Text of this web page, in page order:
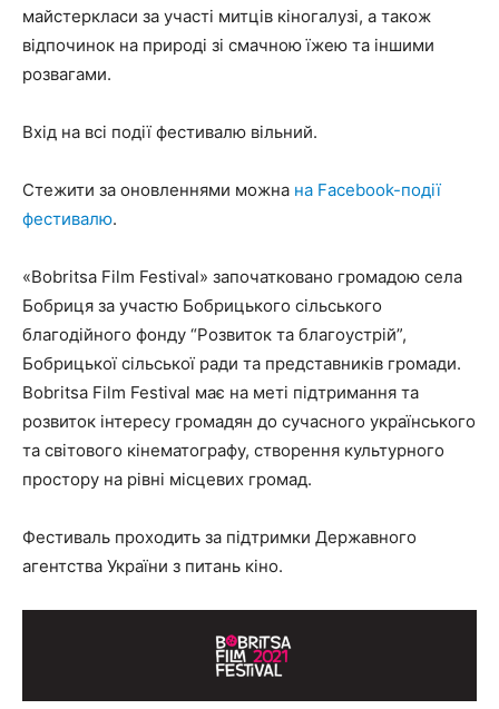
майстеркласи за участі митців кіногалузі, а також
відпочинок на природі зі смачною їжею та іншими
розвагами.
Вхід на всі події фестивалю вільний.
Стежити за оновленнями можна на Facebook-події
фестивалю.
«Bobritsa Film Festival» започатковано громадою села
Бобриця за участю Бобрицького сільського
благодійного фонду “Розвиток та благоустрій”,
Бобрицької сільської ради та представників громади.
Bobritsa Film Festival має на меті підтримання та
розвиток інтересу громадян до сучасного українського
та світового кінематографу, створення культурного
простору на рівні місцевих громад.
Фестиваль проходить за підтримки Державного
агентства України з питань кіно.